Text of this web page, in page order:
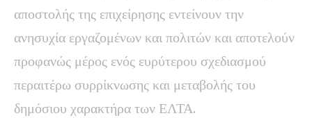
αποστολής της επιχείρησης εντείνουν την
ανησυχία εργαζομένων και πολιτών και αποτελούν
προφανώς μέρος ενός ευρύτερου σχεδιασμού
περαιτέρω συρρίκνωσης και μεταβολής του
δημόσιου χαρακτήρα των ΕΛΤΑ.